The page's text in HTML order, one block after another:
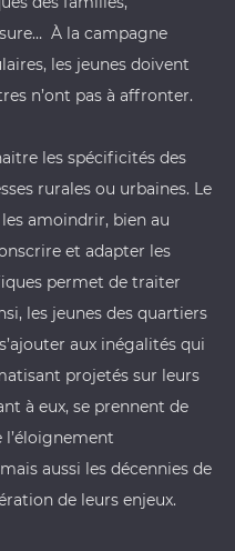
À la campagne
les jeunes doivent
n’ont pas à affronter.
les spécificités des
rurales ou urbaines. Le
amoindrir, bien au
et adapter les
permet de traiter
les jeunes des quartiers
aux inégalités qui
projetés sur leurs
à eux, se prennent de
l’éloignement
aussi les décennies de
de leurs enjeux.